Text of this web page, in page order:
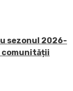
sezonul 2026-
comunității